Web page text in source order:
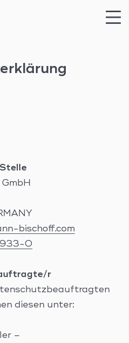
bischoff.com
0
r
diesen unter:
–